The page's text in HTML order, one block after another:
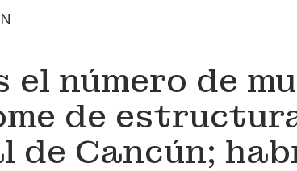
el número de
de
de Cancún;